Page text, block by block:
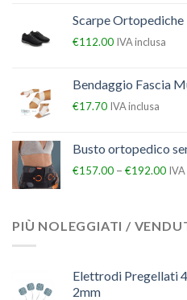
Scarpe
€112.00 IVA inclusa
Bendaggio Fascia
€17.70 IVA inclusa
Busto ortopedico
€157.00 – €192.00
PIÙ NOLEGGIATI /
Elettrodi Pregellati
2mm